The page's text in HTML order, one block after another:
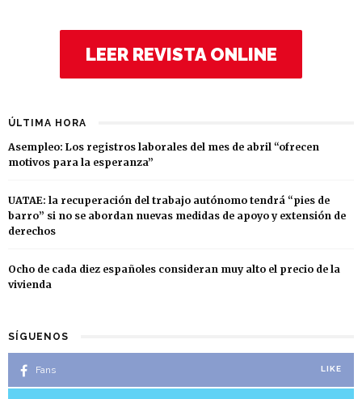
LEER REVISTA ONLINE
ÚLTIMA HORA
Asempleo: Los registros laborales del mes de abril “ofrecen
motivos para la esperanza”
UATAE: la recuperación del trabajo autónomo tendrá “pies de
barro” si no se abordan nuevas medidas de apoyo y extensión de
derechos
Ocho de cada diez españoles consideran muy alto el precio de la
vivienda
SÍGUENOS
Fans LIKE